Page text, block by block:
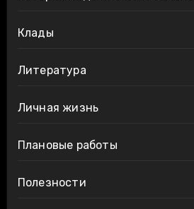
Клады
Литература
Личная жизнь
Плановые работы
Полезности